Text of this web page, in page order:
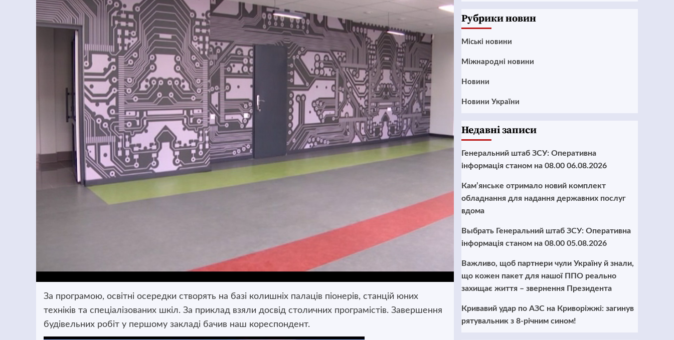
За програмою, освітні осередки створять на базі колишніх палаців піонерів, станцій юних
техніків та спеціалізованих шкіл. За приклад взяли досвід столичних програмістів. Завершення
будівельних робіт у першому закладі бачив наш кореспондент.
Рубрики новин
Mіські новини
Міжнародні новини
Новини
Новини України
Недавні записи
Генеральний штаб ЗСУ: Оперативна
інформація станом на 08.00 06.08.2026
Кам’янське отримало новий комплект
обладнання для надання державних послуг
вдома
Выбрать Генеральний штаб ЗСУ: Оперативна
інформація станом на 08.00 05.08.2026
Важливо, щоб партнери чули Україну й знали,
що кожен пакет для нашої ППО реально
захищає життя – звернення Президента
Кривавий удар по АЗС на Криворіжжі: загинув
рятувальник з 8-річним сином!